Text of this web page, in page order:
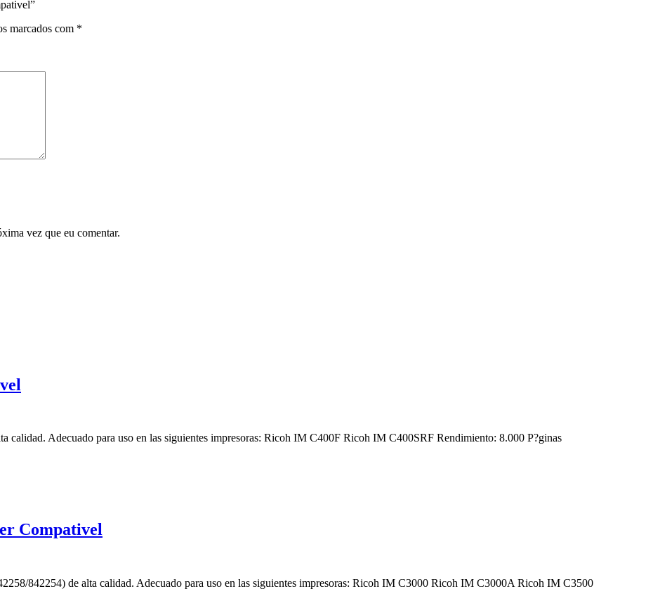
marcados com *
vez que eu comentar.
calidad. Adecuado para uso en las siguientes impresoras: Ricoh IM C400F Ricoh IM C400SRF Rendimiento: 8.000 P?ginas
Compativel
842254) de alta calidad. Adecuado para uso en las siguientes impresoras: Ricoh IM C3000 Ricoh IM C3000A Ricoh IM C3500